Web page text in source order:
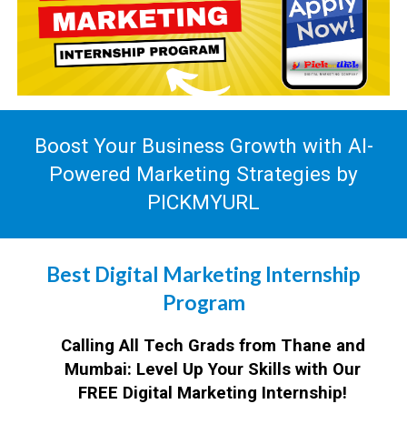
Boost Your Business Growth with AI-
Powered Marketing Strategies by
PICKMYURL
Best Digital Marketing Internship
Program
Calling All Tech Grads from Thane and
Mumbai: Level Up Your Skills with Our
FREE Digital Marketing Internship!